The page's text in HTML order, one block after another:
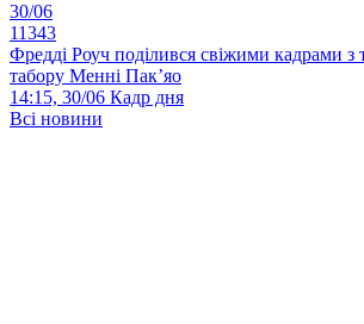
30/06
11343
Фредді Роуч поділився свіжими кадрами з
табору Менні Пак’яо
14:15, 30/06 Кадр дня
Всі новини